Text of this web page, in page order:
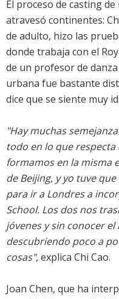
El proceso de casting
atravesó continentes:
de adulto, hizo las
donde trabaja con el
de un profesor de
urbana fue bastante
dice que se siente muy
"Hay muchas
todo en lo que
formamos en la misma
de Beijing, y yo tuve
para ir a Londres a
School. Los dos nos
jóvenes y sin conocer
descubriendo poco a
cosas", explica Chi Cao.
Joan Chen, que ha